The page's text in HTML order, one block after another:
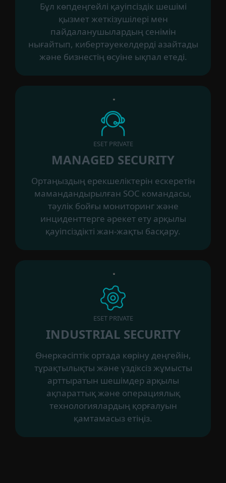
Бұл көпдеңгейлі қауіпсіздік шешімі
қызмет жеткізушілері мен
пайдаланушылардың сенімін
нығайтып, кибертәуекелдерді азайтады
және бизнестің өсуіне ықпал етеді.
ESET PRIVATE
MANAGED SECURITY
Ортаңыздың ерекшеліктерін ескеретін
мамандандырылған SOC командасы,
тәулік бойғы мониторинг және
инциденттерге әрекет ету арқылы
қауіпсіздікті жан-жақты басқару.
ESET PRIVATE
INDUSTRIAL SECURITY
Өнеркәсіптік ортада көріну деңгейін,
тұрақтылықты және үздіксіз жұмысты
арттыратын шешімдер арқылы
ақпараттық және операциялық
технологиялардың қорғалуын
қамтамасыз етіңіз.